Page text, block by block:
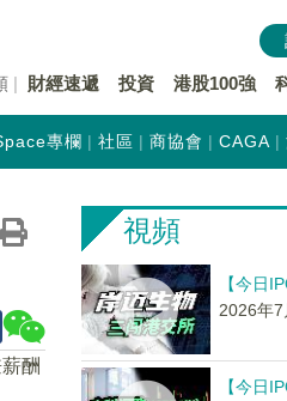
財經速遞 投資 港股100強
專欄 社區 商協會 CAGA
酬
視頻
【今日
2026年
【今日